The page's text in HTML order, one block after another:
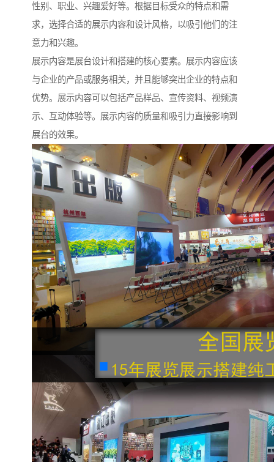
性别、职业、兴趣爱好等。根据目标受众的特点和需
求，选择合适的展示内容和设计风格，以吸引他们的注
意力和兴趣。
展示内容是展台设计和搭建的核心要素。展示内容应该
与企业的产品或服务相关，并且能够突出企业的特点和
优势。展示内容可以包括产品样品、宣传资料、视频演
示、互动体验等。展示内容的质量和吸引力直接影响到
展台的效果。